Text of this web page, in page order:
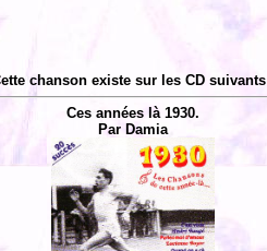
chanson existe sur les CD
Ces années là 1930.
Par Damia